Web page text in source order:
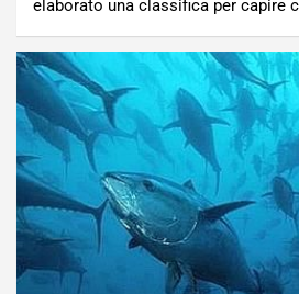
elaborato una classifica per capire